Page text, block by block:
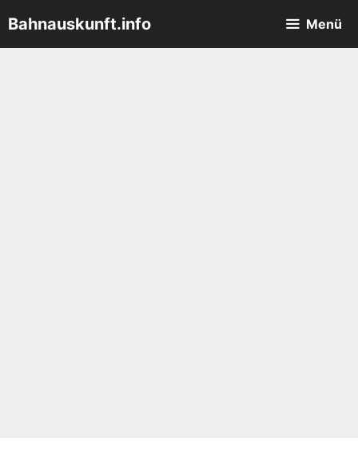
Inhalt
springen
Bahnauskunft.info Menü